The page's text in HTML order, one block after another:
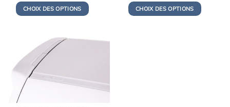
CHOIX DES OPTIONS CHOIX DES OPTIONS